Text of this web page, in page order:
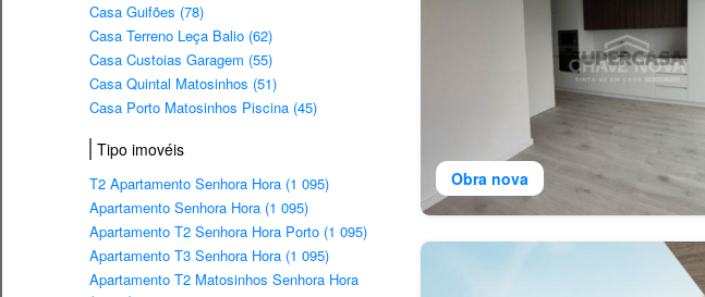
Casa Guifões (78)
Casa Terreno Leça Balio (62)
Casa Custoias Garagem (55)
Casa Quintal Matosinhos (51)
Casa Porto Matosinhos Piscina (45)
Tipo imovéis
T2 Apartamento Senhora Hora (1 095)
Apartamento Senhora Hora (1 095)
Apartamento T2 Senhora Hora Porto (1 095)
Apartamento T3 Senhora Hora (1 095)
Apartamento T2 Matosinhos Senhora Hora
Obra nova